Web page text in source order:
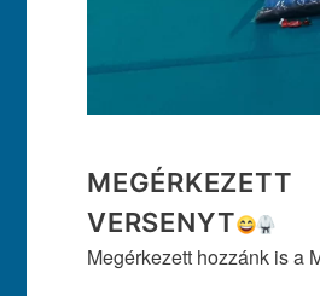
VERSENYT
Megérkezett hozzánk is a